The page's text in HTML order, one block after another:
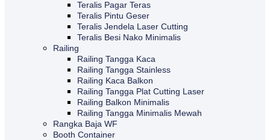
Teralis Pagar Teras
Teralis Pintu Geser
Teralis Jendela Laser Cutting
Teralis Besi Nako Minimalis
Railing
Railing Tangga Kaca
Railing Tangga Stainless
Railing Kaca Balkon
Railing Tangga Plat Cutting Laser
Railing Balkon Minimalis
Railing Tangga Minimalis Mewah
Rangka Baja WF
Booth Container